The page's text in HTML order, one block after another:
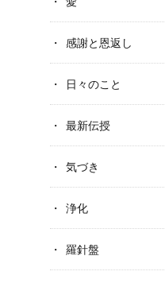
感謝と恩返し
日々のこと
最新伝授
気づき
浄化
羅針盤